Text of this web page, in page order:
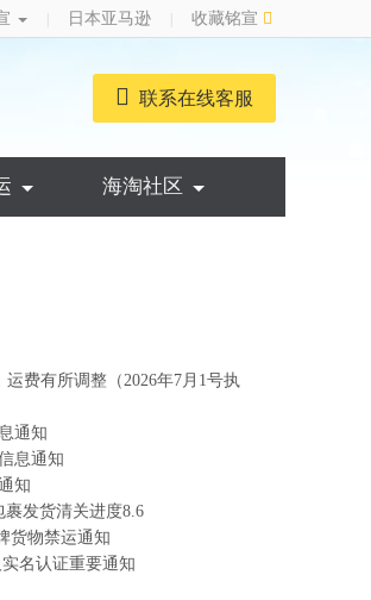
日本亚马逊
收藏铭宣
联系在线客服
海淘社区
费有所调整（2026年7月1号执
通知
息通知
知
裹发货清关进度8.6
货物禁运通知
名认证重要通知